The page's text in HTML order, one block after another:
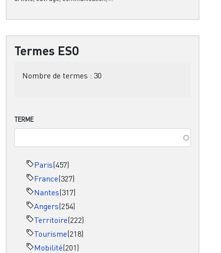
Termes ESO
Nombre de termes : 30
TERME
Paris(457)
France(327)
Nantes(317)
Angers(254)
Territoire(222)
Tourisme(218)
Mobilité(201)